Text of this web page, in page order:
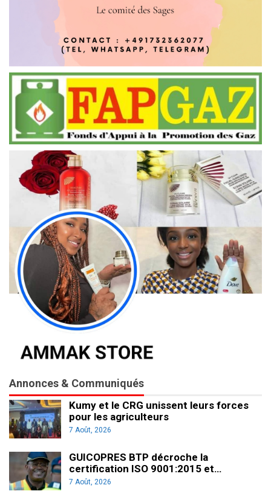
Annonces & Communiqués
Kumy et le CRG unissent leurs forces
pour les agriculteurs
7 Août, 2026
GUICOPRES BTP décroche la
certification ISO 9001:2015 et…
7 Août, 2026